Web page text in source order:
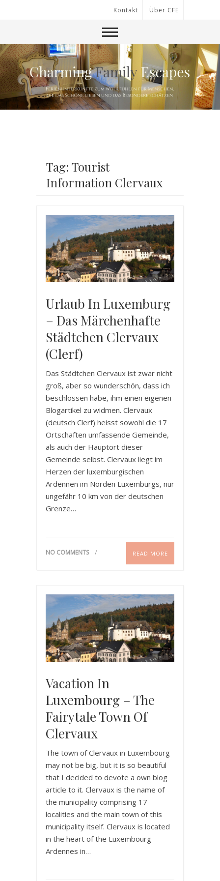
Kontakt Über CFE
Tag: Tourist
Information Clervaux
Urlaub In Luxemburg
– Das Märchenhafte
Städtchen Clervaux
(Clerf)
Das Städtchen Clervaux ist zwar nicht
groß, aber so wunderschön, dass ich
beschlossen habe, ihm einen eigenen
Blogartikel zu widmen. Clervaux
(deutsch Clerf) heisst sowohl die 17
Ortschaften umfassende Gemeinde,
als auch der Hauptort dieser
Gemeinde selbst. Clervaux liegt im
Herzen der luxemburgischen
Ardennen im Norden Luxemburgs, nur
ungefähr 10 km von der deutschen
Grenze…
NO COMMENTS READ MORE
Vacation In
Luxembourg – The
Fairytale Town Of
Clervaux
The town of Clervaux in Luxembourg
may not be big, but it is so beautiful
that I decided to devote a own blog
article to it. Clervaux is the name of
the municipality comprising 17
localities and the main town of this
municipality itself. Clervaux is located
in the heart of the Luxembourg
Ardennes in…